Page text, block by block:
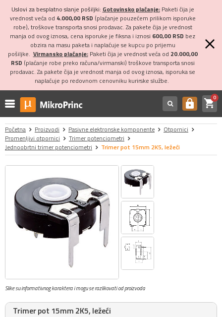
Uslovi za besplatno slanje pošiljki: Gotovinsko plaćanje:Paketi čija je
vrednost veća od 4.000,00 RSD (plaćanje pouzećem prilikom isporuke
robe), troškove transporta snosi prodavac. Za pakete čija je vrednost
manja od ovog iznosa, cena isporuke je fiksna i iznosi 600,00 RSD bez
obzira na masu paketa i naplaćuje se kupcu po prijemu
pošiljke. Virmansko plaćanje:Paketi čija je vrednost veća od 20.000,00
RSD (plaćanje robe preko računa/virmanski) troškove transporta snosi
prodavac. Za pakete čija je vrednost manja od ovog iznosa, isporuka se
naplaćuje po redovnom cenovniku kurirske službe.
https shopping_cart0
Početna Proizvodi Pasivne elektronske komponente
Otpornici
Promenljivi otpornici
Trimer potenciometri
Jednoobrtni trimer potenciometri
Trimer pot 15mm 2K5, ležeći
Slike su informativnog karaktera i mogu se razlikovati od proizvoda
Trimer pot 15mm 2K5, ležeći